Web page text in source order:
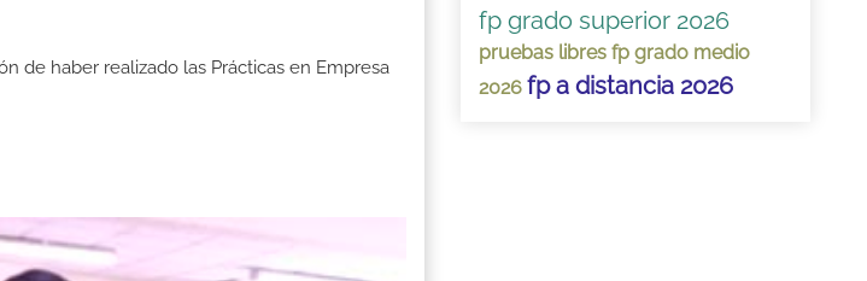
de haber realizado las Prácticas en Empresa
fp grado superior 2026
pruebas libres fp grado medio
2026 fp a distancia 2026